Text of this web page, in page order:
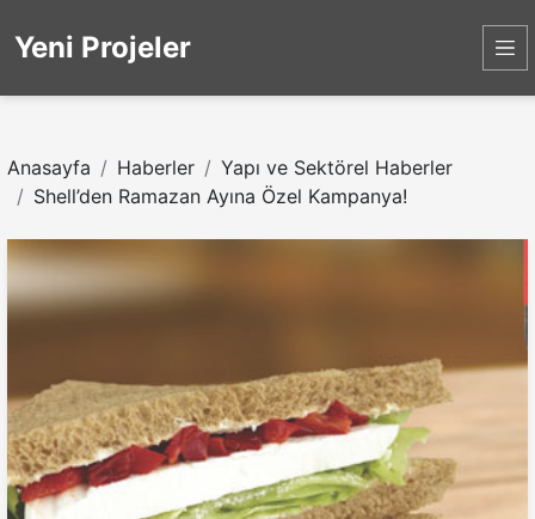
Yeni Projeler
Anasayfa Haberler
Yapı ve Sektörel Haberler
Shell’den Ramazan Ayına Özel Kampanya!